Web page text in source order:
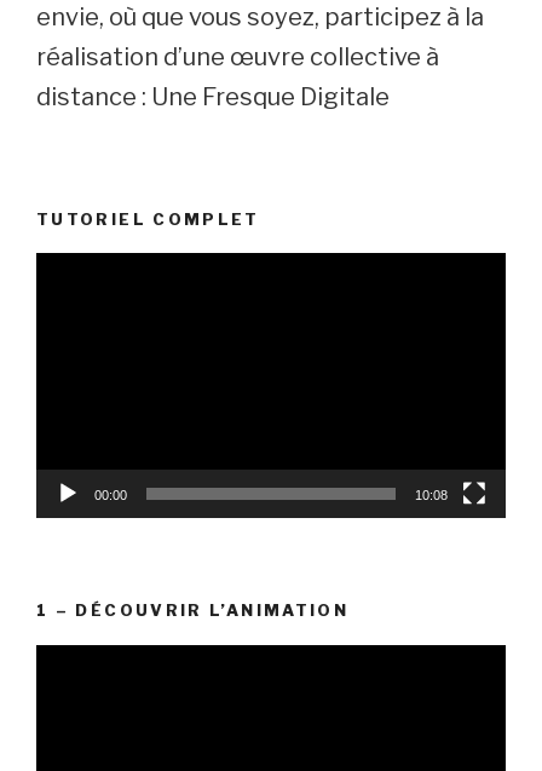
envie, où que vous soyez, participez à la
réalisation d’une œuvre collective à
distance : Une Fresque Digitale
TUTORIEL COMPLET
00:00 10:08
1 – DÉCOUVRIR L’ANIMATION